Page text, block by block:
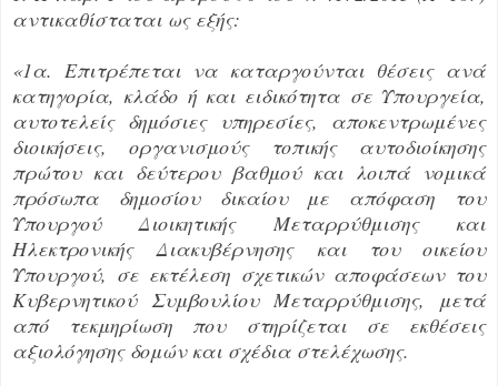
αντικαθίσταται ως εξής:
«1α. Επιτρέπεται να καταργούνται θέσεις ανά
κατηγορία, κλάδο ή και ειδικότητα σε Υπουργεία,
αυτοτελείς δημόσιες υπηρεσίες, αποκεντρωμένες
διοικήσεις, οργανισμούς τοπικής αυτοδιοίκησης
πρώτου και δεύτερου βαθμού και λοιπά νομικά
πρόσωπα δημοσίου δικαίου με απόφαση του
Υπουργού Διοικητικής Μεταρρύθμισης και
Ηλεκτρονικής Διακυβέρνησης και του οικείου
Υπουργού, σε εκτέλεση σχετικών αποφάσεων του
Κυβερνητικού Συμβουλίου Μεταρρύθμισης, μετά
από τεκμηρίωση που στηρίζεται σε εκθέσεις
αξιολόγησης δομών και σχέδια στελέχωσης.